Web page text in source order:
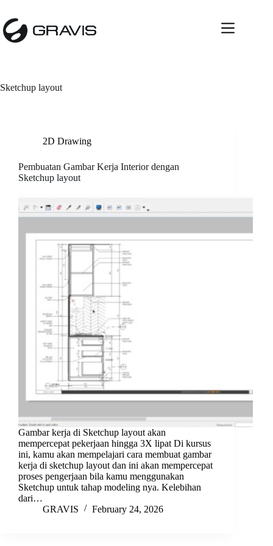
content
Sketchup layout
2D Drawing
Pembuatan Gambar Kerja Interior dengan
Sketchup layout
Gambar kerja di Sketchup layout akan
mempercepat pekerjaan hingga 3X lipat Di kursus
ini, kamu akan mempelajari cara membuat gambar
kerja di sketchup layout dan ini akan mempercepat
proses pengerjaan bila kamu menggunakan
Sketchup untuk tahap modeling nya. Kelebihan
dari…
GRAVIS
February 24, 2026